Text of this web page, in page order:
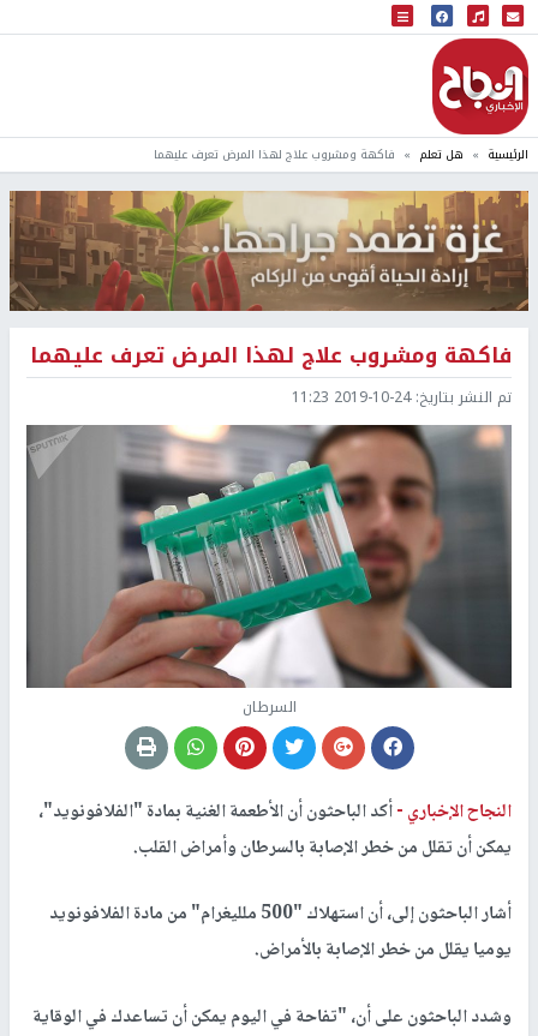
البث المباشر
إذاعة النجاح
الرئيسية هل تعلم فاكهة ومشروب علاج لهذا المرض تعرف عليهما
فاكهة ومشروب علاج لهذا المرض تعرف عليهما
تم النشر بتاريخ:2019-10-24 11:23
السرطان
النجاح الإخباري -أكد الباحثون أن الأطعمة الغنية بمادة "الفلافونويد"،
يمكن أن تقلل من خطر الإصابة بالسرطان وأمراض القلب.
أشار الباحثون إلى، أن استهلاك "500 ملليغرام" من مادة الفلافونويد
يوميا يقلل من خطر الإصابة بالأمراض.
وشدد الباحثون على أن، "تفاحة في اليوم يمكن أن تساعدك في الوقاية